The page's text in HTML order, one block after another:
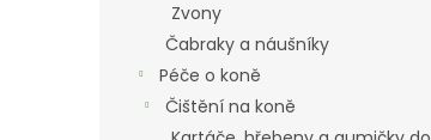
Zvony
Čabraky a náušníky
Péče o koně
Čištění na koně